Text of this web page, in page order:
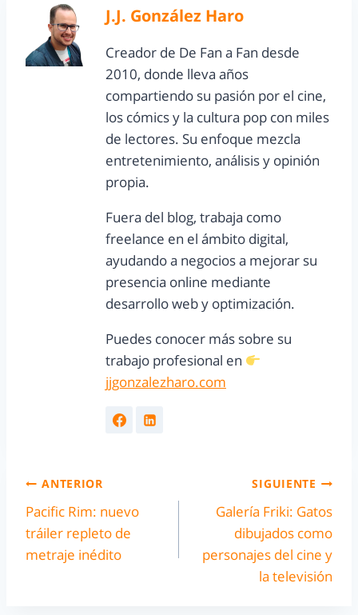
J.J. González Haro
Creador de De Fan a Fan desde
2010, donde lleva años
compartiendo su pasión por el cine,
los cómics y la cultura pop con miles
de lectores. Su enfoque mezcla
entretenimiento, análisis y opinión
propia.
Fuera del blog, trabaja como
freelance en el ámbito digital,
ayudando a negocios a mejorar su
presencia online mediante
desarrollo web y optimización.
Puedes conocer más sobre su
trabajo profesional en
jjgonzalezharo.com
ANTERIOR
Pacific Rim: nuevo
tráiler repleto de
metraje inédito
SIGUIENTE
Galería Friki: Gatos
dibujados como
personajes del cine y
la televisión